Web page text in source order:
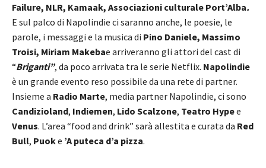
Failure, NLR, Kamaak, Associazioni culturale Port’Alba.
E sul palco di Napolindie ci saranno anche, le poesie, le
parole, i messaggi e la musica di Pino Daniele, Massimo
Troisi, Miriam Makebae arriveranno gli attori del cast di
“Briganti”, da poco arrivata tra le serie Netflix. Napolindie
è un grande evento reso possibile da una rete di partner.
Insieme a Radio Marte, media partner Napolindie, ci sono
Candizioland, Indiemen, Lido Scalzone, Teatro Hypee
Venus. L’area “food and drink” sarà allestita e curata da Red
Bull, Puoke ’A puteca d’a pizza.